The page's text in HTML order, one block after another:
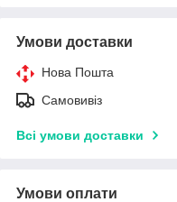
Умови доставки
Нова Пошта
Самовивіз
Всі умови доставки
Умови оплати